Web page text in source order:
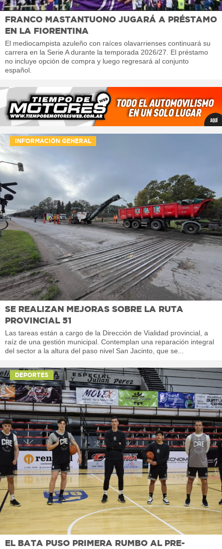
FRANCO MASTANTUONO JUGARÁ A PRÉSTAMO
EN LA FIORENTINA
El mediocampista azuleño con raíces olavarrienses continuará su
carrera en la Serie A durante la temporada 2026/27. El préstamo
no incluye opción de compra y luego regresará al conjunto
español.
INFORMACIÓN GENERAL
SE REALIZAN MEJORAS SOBRE LA RUTA
PROVINCIAL 51
Las tareas están a cargo de la Dirección de Vialidad provincial, a
raíz de una gestión municipal. Contemplan una reparación integral
del sector a la altura del paso nivel San Jacinto, que se...
DEPORTES
EL BATA PUSO PRIMERA RUMBO AL PRE-